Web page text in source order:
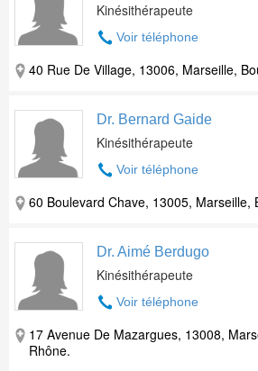
Kinésithérapeute
Voir téléphone
40 Rue De Village, 13006, Marseille,
Dr. Bernard Gaide
Kinésithérapeute
Voir téléphone
60 Boulevard Chave, 13005, Marseille,
Dr. Aimé Berdugo
Kinésithérapeute
Voir téléphone
17 Avenue De Mazargues, 13008,
Rhône.